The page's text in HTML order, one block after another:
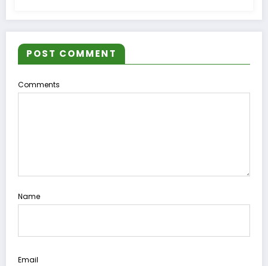
POST COMMENT
Comments
Name
Email